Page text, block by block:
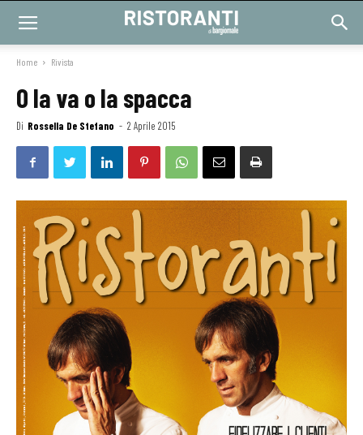
Home Rivista
O la va o la spacca
Di Rossella De Stefano - 2 Aprile 2015